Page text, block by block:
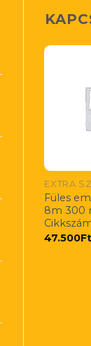
Füles
8m 300
47.500Ft